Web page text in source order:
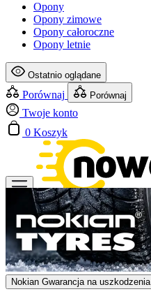
Opony
Opony zimowe
Opony całoroczne
Opony letnie
Ostatnio oglądane
Porównaj Porównaj
Twoje konto
0 Koszyk
Nokian Gwarancja na uszkodzenia